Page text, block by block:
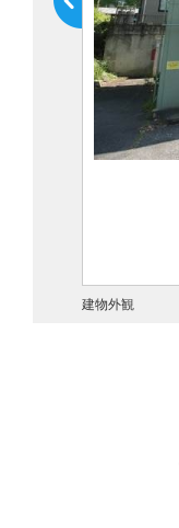
建物外観